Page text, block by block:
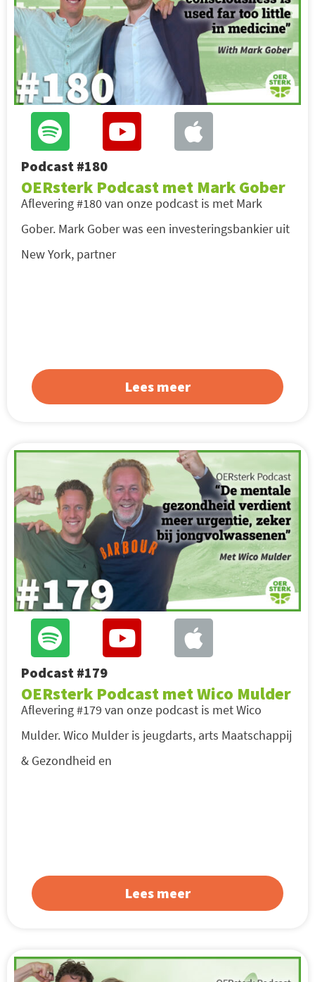
Podcast #180
OERsterk Podcast met Mark Gober
Aflevering #180 van onze podcast is met Mark
Gober. Mark Gober was een investeringsbankier uit
New York, partner
Lees meer
Podcast #179
OERsterk Podcast met Wico Mulder
Aflevering #179 van onze podcast is met Wico
Mulder. Wico Mulder is jeugdarts, arts Maatschappij
& Gezondheid en
Lees meer